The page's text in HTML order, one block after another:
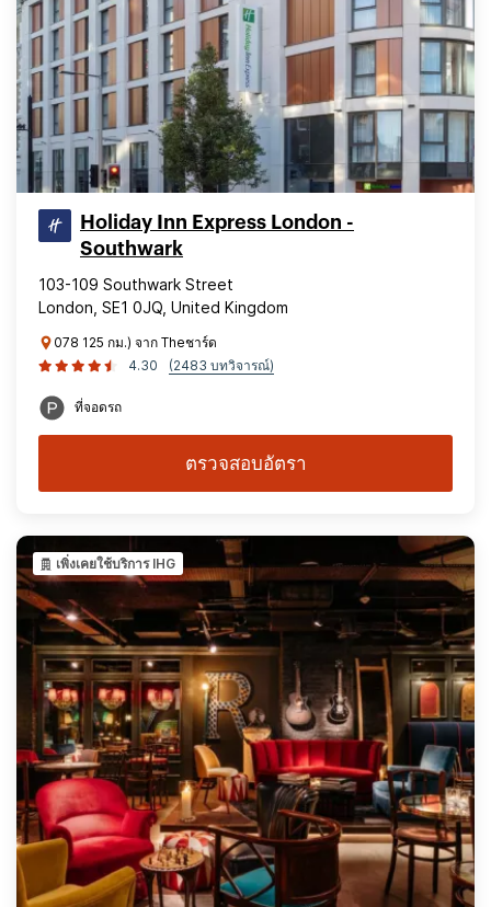
Holiday Inn Express London -
Southwark
103-109 Southwark Street
London, SE1 0JQ, United Kingdom
078 125 กม.) จาก Theชาร์ด
4.30
(2483 บทวิจารณ์)
ที่จอดรถ
ตรวจสอบอัตรา
เพิ่งเคยใช้บริการ IHG